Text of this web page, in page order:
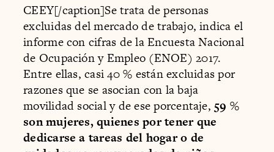
CEEY[/caption]Se trata de personas
excluidas del mercado de trabajo, indica el
informe con cifras de la Encuesta Nacional
de Ocupación y Empleo (ENOE) 2017.
Entre ellas, casi 40 % están excluidas por
razones que se asocian con la baja
movilidad social y de ese porcentaje, 59 %
son mujeres, quienes por tener que
dedicarse a tareas del hogar o de